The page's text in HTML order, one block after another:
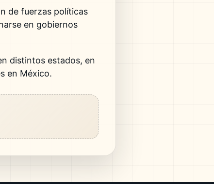
de fuerzas políticas
en gobiernos
distintos estados, en
en México.